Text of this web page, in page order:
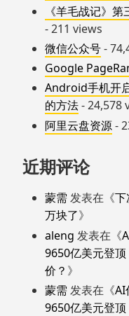
《羊毛战记》
- 211 views
微信公众号-
Google
Android手机开
的方法- 24,578
阿里云盘资源-
近期评论
蒙需 发表在《下
万块了》
aleng 发表在《
9650亿美元登
价？ 》
蒙需 发表在《AI
9650亿美元登